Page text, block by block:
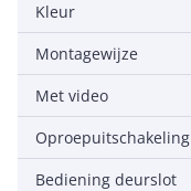
Kleur
Montagewijze
Met video
Oproepuitschakeling
Bediening deurslot